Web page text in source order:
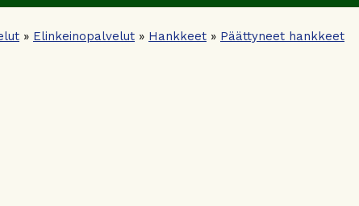
» Elinkeinopalvelut » Hankkeet » Päättyneet hankkeet